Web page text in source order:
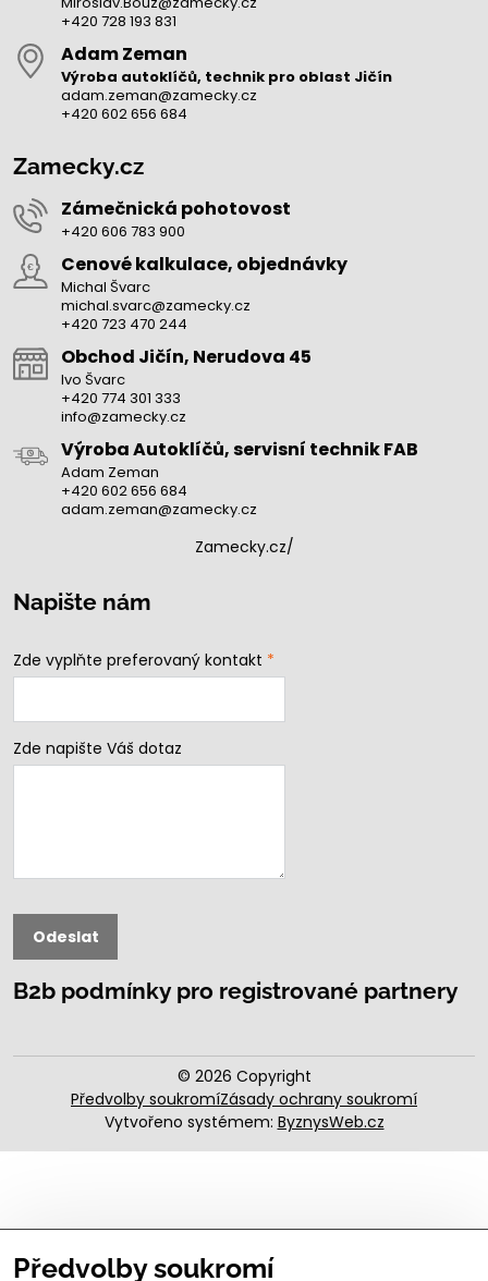
+420 728 193 831
Adam Zeman
Výroba autoklíčů, technik pro oblast Jičín
adam.zeman@zamecky.cz
+420 602 656 684
Zamecky.cz
Zámečnická pohotovost
+420 606 783 900
Cenové kalkulace, objednávky
Michal Švarc
michal.svarc@zamecky.cz
+420 723 470 244
Obchod Jičín, Nerudova 45
Ivo Švarc
+420 774 301 333
info@zamecky.cz
Výroba Autoklíčů, servisní technik FAB
Adam Zeman
+420 602 656 684
adam.zeman@zamecky.cz
Zamecky.cz/
Napište nám
Zde vyplňte preferovaný kontakt *
Zde napište Váš dotaz
Odeslat
B2b podmínky pro registrované partnery
© 2026 Copyright
Předvolby soukromíZásady ochrany soukromí
Vytvořeno systémem: ByznysWeb.cz
Předvolby soukromí